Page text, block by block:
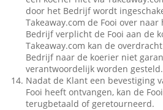
door het Bedrijf wordt
Takeaway.com de Fooi over
Bedrijf verplicht de Fooi aan de
Takeaway.com kan de
Bedrijf naar de koerier niet
verantwoordelijk worden gesteld.
Nadat de Klant een bevestiging
Fooi heeft ontvangen, kan de
terugbetaald of geretourneerd.